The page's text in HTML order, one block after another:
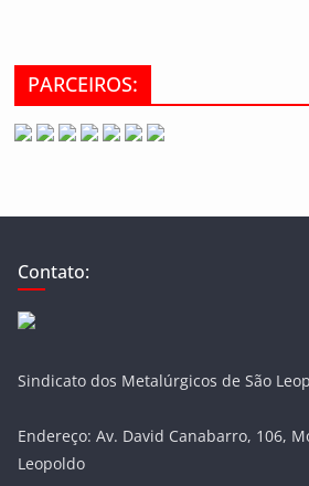
PARCEIROS:
Contato:
Sindicato dos Metalúrgicos de São
Endereço: Av. David Canabarro, 106,
Leopoldo